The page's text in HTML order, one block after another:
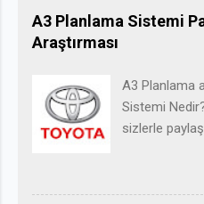
A3 Planlama Sistemi
Araştırması
A3 Planlama
Sistemi
sizlerle
araç A3
sisteminin